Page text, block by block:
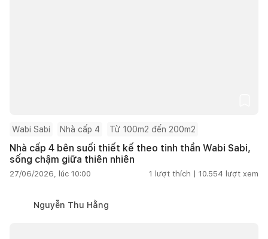
Wabi Sabi Nhà cấp 4 Từ 100m2 đến 200m2
Nhà cấp 4 bên suối thiết kế theo tinh thần Wabi Sabi,
sống chậm giữa thiên nhiên
27/06/2026, lúc 10:00 1 lượt thích | 10.554 lượt xem
Nguyễn Thu Hằng